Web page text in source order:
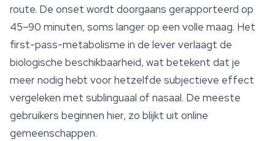
route. De onset wordt doorgaans gerapporteerd op
45–90 minuten, soms langer op een volle maag. Het
first-pass-metabolisme in de lever verlaagt de
biologische beschikbaarheid, wat betekent dat je
meer nodig hebt voor hetzelfde subjectieve effect
vergeleken met sublinguaal of nasaal. De meeste
gebruikers beginnen hier, zo blijkt uit online
gemeenschappen.